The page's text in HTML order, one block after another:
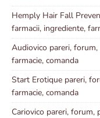
Hemply Hair Fall
farmacii, ingrediente,
Audiovico pareri,
farmacie, comanda
Start Erotique pareri,
farmacie, comanda
Cariovico pareri, forum,